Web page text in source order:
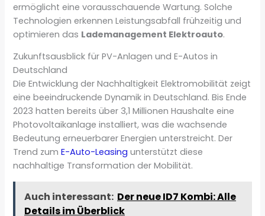
ermöglicht eine vorausschauende Wartung. Solche
Technologien erkennen Leistungsabfall frühzeitig und
optimieren das Lademanagement Elektroauto.
Zukunftsausblick für PV-Anlagen und E-Autos in
Deutschland
Die Entwicklung der Nachhaltigkeit Elektromobilität zeigt
eine beeindruckende Dynamik in Deutschland. Bis Ende
2023 hatten bereits über 3,1 Millionen Haushalte eine
Photovoltaikanlage installiert, was die wachsende
Bedeutung erneuerbarer Energien unterstreicht. Der
Trend zumE-Auto-Leasing unterstützt diese
nachhaltige Transformation der Mobilität.
Auch interessant: Der neue ID7 Kombi: Alle
Details im Überblick